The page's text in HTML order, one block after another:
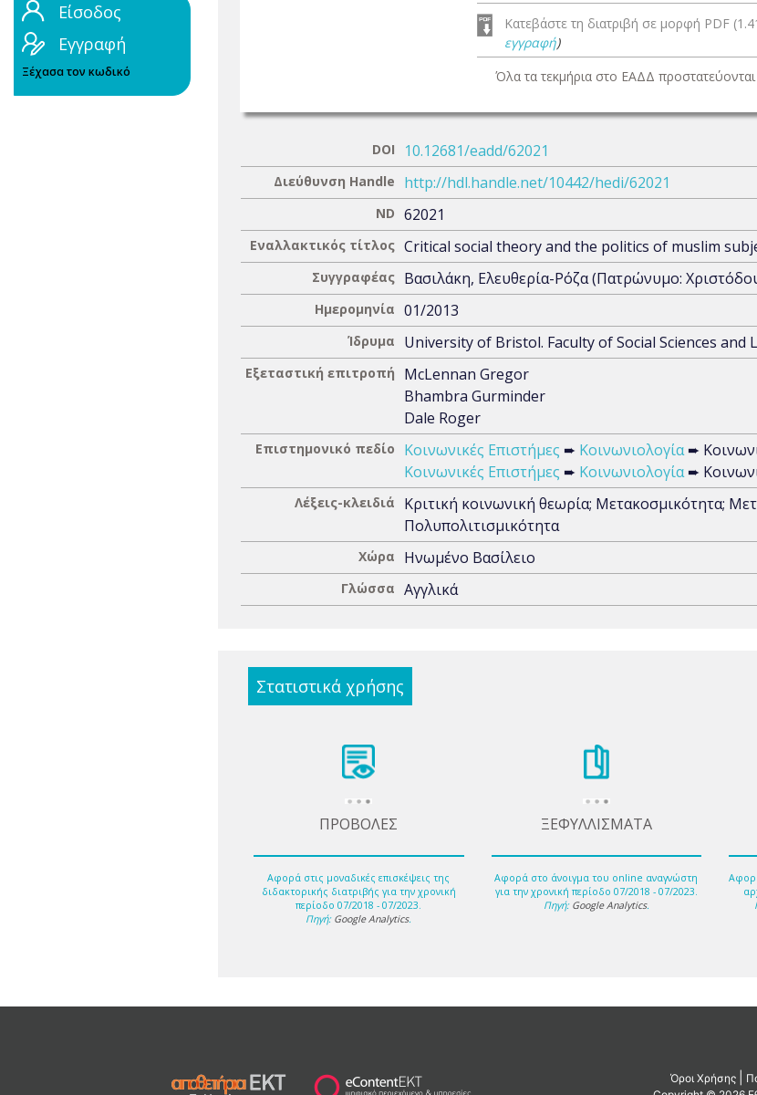
Είσοδος
Εγγραφή
Ξέχασα τον κωδικό
Κατεβάστε τη διατριβή σε μορφή PDF
εγγραφή)
Όλα τα τεκμήρια στο ΕΑΔΔ
DOI 10.12681/eadd/62021
Διεύθυνση Handle http://hdl.handle.net/10442/hedi/62021
ND 62021
Εναλλακτικός τίτλος Critical social theory and the politics of muslim
Συγγραφέας Βασιλάκη, Ελευθερία-Ρόζα (Πατρώνυμο:
Ημερομηνία 01/2013
Ίδρυμα University of Bristol. Faculty of Social Sciences and
Εξεταστική επιτροπή
McLennan Gregor
Bhambra Gurminder
Dale Roger
Επιστημονικό πεδίο Κοινωνικές Επιστήμες ➨ Κοινωνιολογία➨
Κοινωνικές Επιστήμες ➨ Κοινωνιολογία➨
Λέξεις-κλειδιά
Κριτική κοινωνική θεωρία; Μετακοσμικότητα;
Πολυπολιτισμικότητα
Χώρα Ηνωμένο Βασίλειο
Γλώσσα Αγγλικά
Στατιστικά χρήσης
ΠΡΟΒΟΛΕΣ
Αφορά στις μοναδικές επισκέψεις της
διδακτορικής διατριβής για την χρονική
περίοδο 07/2018 - 07/2023.
Πηγή: Google Analytics.
ΞΕΦΥΛΛΙΣΜΑΤΑ
Αφορά στο άνοιγμα του online αναγνώστη
για την χρονική περίοδο 07/2018 - 07/2023.
Πηγή: Google Analytics.